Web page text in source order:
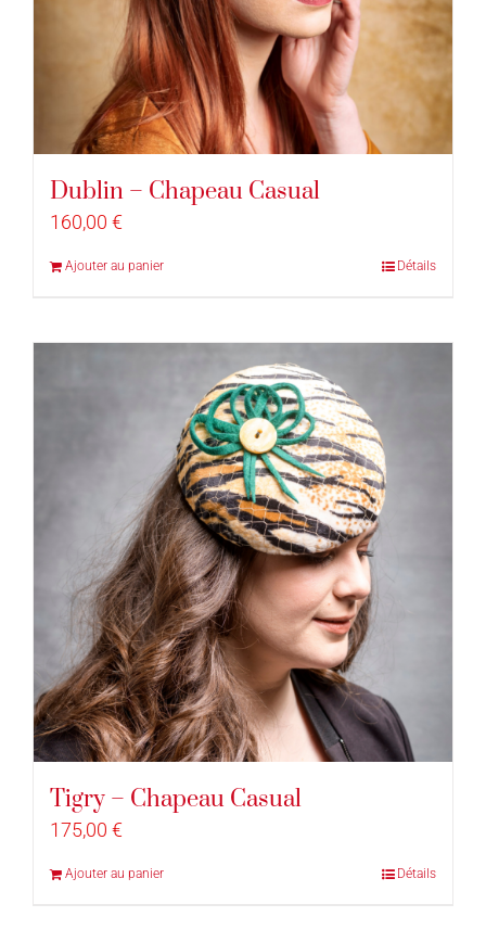
Dublin – Chapeau Casual
160,00 €
Ajouter au panier Détails
Tigry – Chapeau Casual
175,00 €
Ajouter au panier Détails